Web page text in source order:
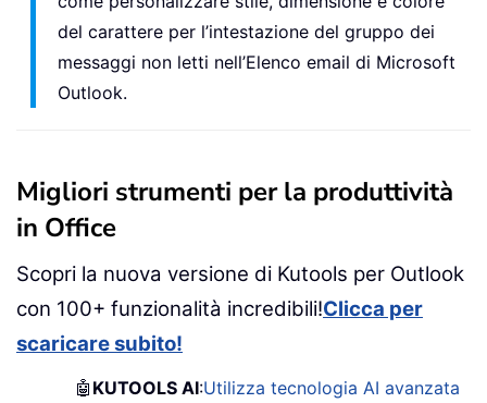
del carattere per l’intestazione del gruppo dei
messaggi non letti nell’Elenco email di Microsoft
Outlook.
Migliori strumenti per la produttività
in Office
Scopri la nuova versione di Kutools per Outlook
con 100+ funzionalità incredibili!Clicca per
scaricare subito!
🤖 KUTOOLS AI:Utilizza tecnologia AI avanzata